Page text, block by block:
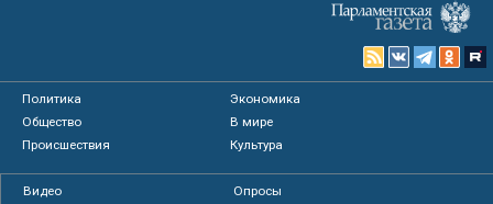
Политика
Экономика
Общество
В мире
Происшествия
Культура
Видео
Опросы